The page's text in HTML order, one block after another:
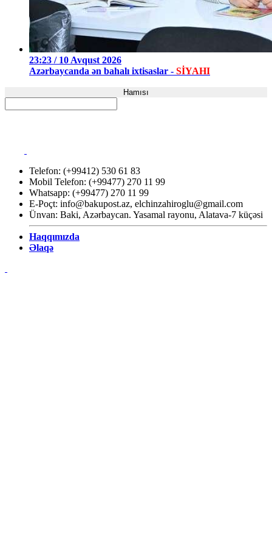
23:23 / 10 Avqust 2026
Azərbaycanda ən bahalı ixtisaslar - SİYAHI
Hamısı
Telefon: (+99412) 530 61 83
Mobil Telefon: (+99477) 270 11 99
Whatsapp: (+99477) 270 11 99
E-Poçt: info@bakupost.az, elchinzahiroglu@gmail.com
Ünvan: Baki, Azərbaycan. Yasamal rayonu, Alatava-7 küçəsi
Haqqımızda
Əlaqə